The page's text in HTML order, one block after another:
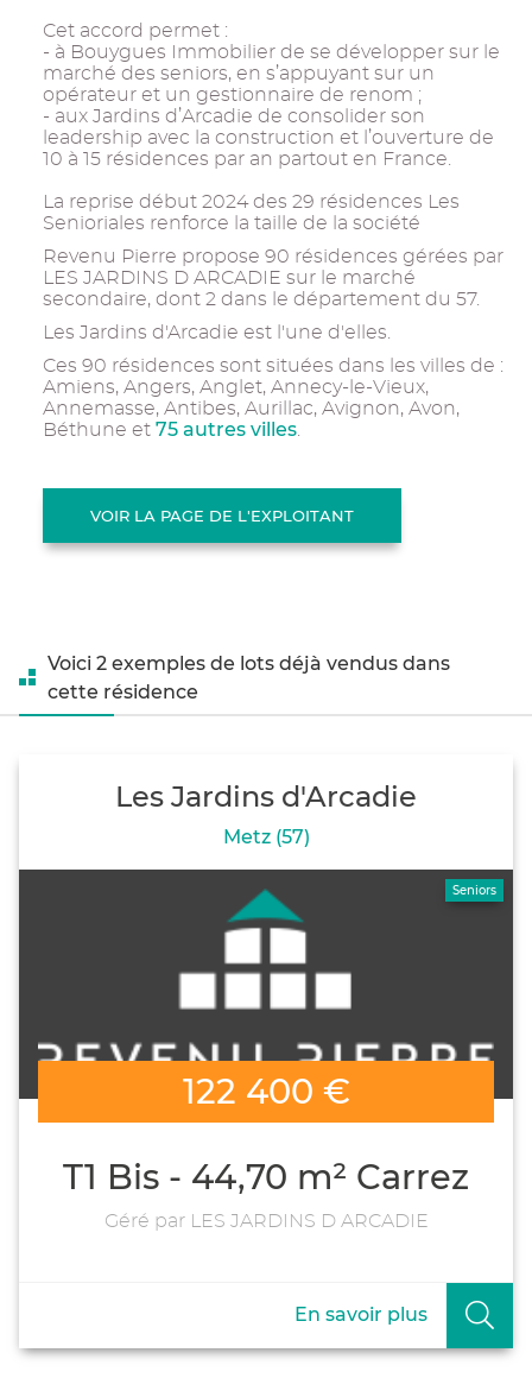
Cet accord permet :
- à Bouygues Immobilier de se développer sur le
marché des seniors, en s’appuyant sur un
opérateur et un gestionnaire de renom ;
- aux Jardins d’Arcadie de consolider son
leadership avec la construction et l’ouverture de
10 à 15 résidences par an partout en France.
La reprise début 2024 des 29 résidences Les
Senioriales renforce la taille de la société
Revenu Pierre propose 90 résidences gérées par
LES JARDINS D ARCADIE sur le marché
secondaire, dont 2 dans le département du 57.
Les Jardins d'Arcadie est l'une d'elles.
Ces 90 résidences sont situées dans les villes de :
Amiens, Angers, Anglet, Annecy-le-Vieux,
Annemasse, Antibes, Aurillac, Avignon, Avon,
Béthune et 75 autres villes.
VOIR LA PAGE DE L'EXPLOITANT
Voici 2 exemples de lots déjà vendus dans
cette résidence
Les Jardins d'Arcadie
Metz (57)
Seniors
122 400 €
T1 Bis - 44,70 m² Carrez
Géré par LES JARDINS D ARCADIE
En savoir plus